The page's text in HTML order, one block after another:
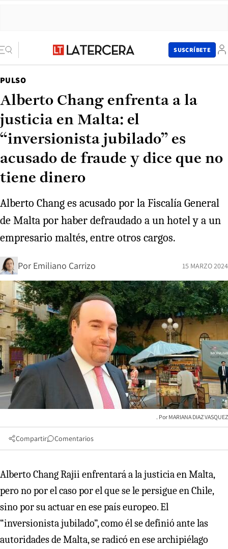
SUSCRÍBETE
PULSO
Alberto Chang enfrenta a la
justicia en Malta: el
“inversionista jubilado” es
acusado de fraude y dice que no
tiene dinero
Alberto Chang es acusado por la Fiscalía General
de Malta por haber defraudado a un hotel y a un
empresario maltés, entre otros cargos.
Por Emiliano Carrizo 15 MARZO 2024
MARIANA DIAZ VASQUEZ
Compartir Comentarios
Alberto Chang Rajii enfrentará a la justicia en Malta,
pero no por el caso por el que se le persigue en Chile,
sino por su actuar en ese país europeo. El
“inversionista jubilado”, como él se definió ante las
autoridades de Malta, se radicó en ese archipiélago